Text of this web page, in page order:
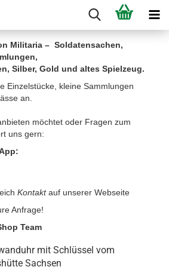
Militaria – Soldatensachen,
Silber, Gold und altes Spielzeug.
Einzelstücke, kleine Sammlungen
an.
möchtet oder Fragen zum
uns gern:
Kontakt auf unserer Webseite
Anfrage!
Team
mit Schlüssel vom
Sachsen